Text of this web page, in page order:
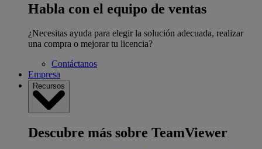
Habla con el equipo de ventas
¿Necesitas ayuda para elegir la solución adecuada, realizar
una compra o mejorar tu licencia?
Contáctanos
Empresa
Recursos
Descubre más sobre TeamViewer